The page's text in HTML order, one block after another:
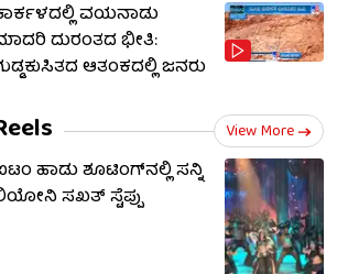
ವಯನಾಡು
ದುರಂತದ ಭೀತಿ:
ಆತಂಕದಲ್ಲಿ ಜನರು
View More
ಹಾಡು ಶೂಟಿಂಗ್​​ನಲ್ಲಿ ಸನ್ನಿ
ಸಖತ್ ಸ್ಟೆಪ್ಪು